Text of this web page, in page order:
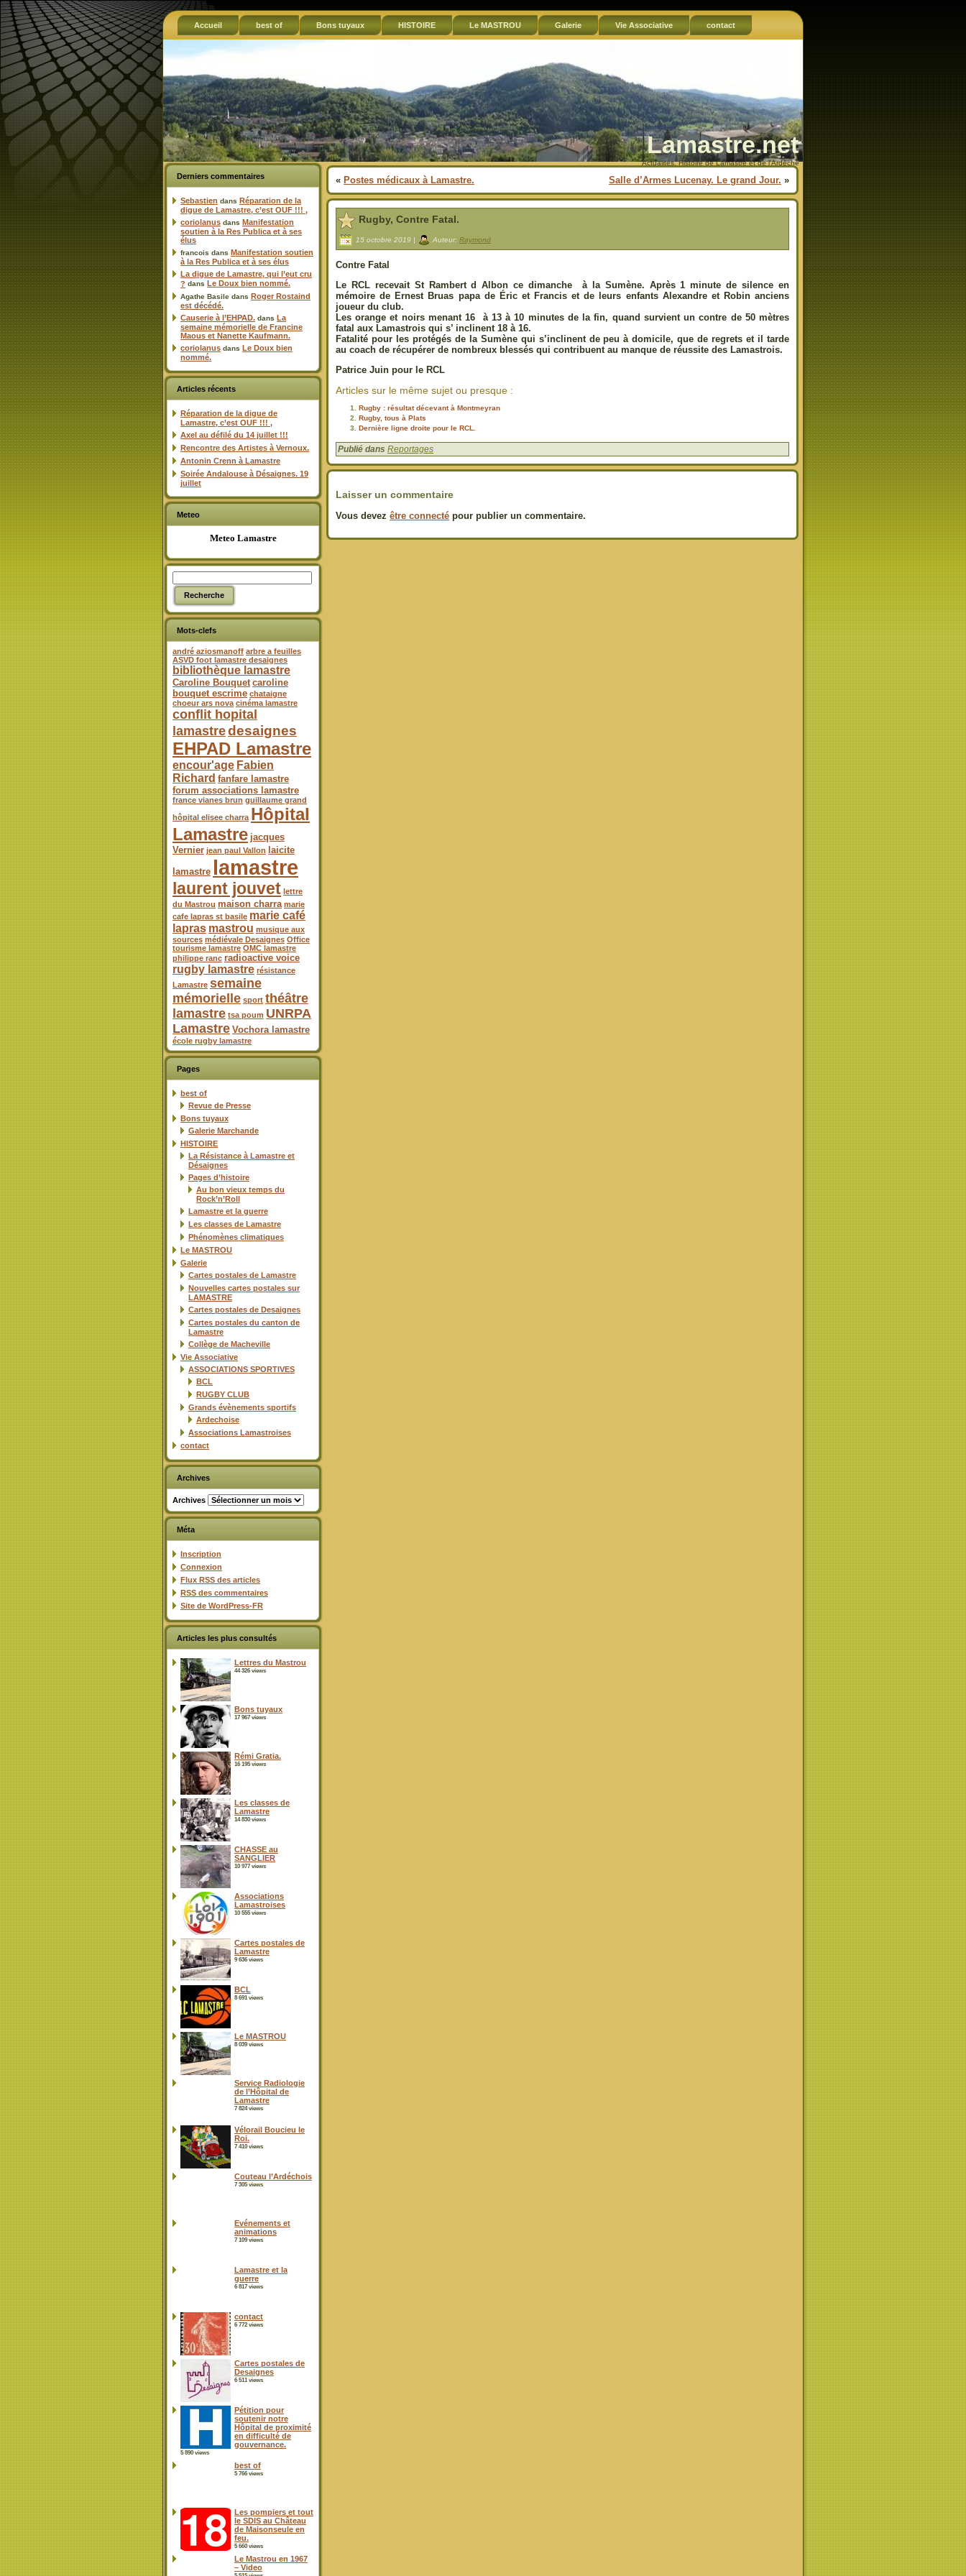
Accueil best of Bons tuyaux HISTOIRE Le MASTROU Galerie Vie Associative contact
Lamastre.net
Actualités, Histoire de Lamastre et de l'Ardèche
Derniers commentaires
Sebastien dans Réparation de la
digue de Lamastre, c’est OUF !!! ,
coriolanus dans Manifestation
soutien à la Res Publica et à ses
élus
francois dans Manifestation soutien
à la Res Publica et à ses élus
La digue de Lamastre, qui l’eut cru
? dans Le Doux bien nommé.
Agathe Basile dans Roger Rostaind
est décédé.
Causerie à l’EHPAD. dans La
semaine mémorielle de Francine
Maous et Nanette Kaufmann.
coriolanus dans Le Doux bien
nommé.
Articles récents
Réparation de la digue de
Lamastre, c’est OUF !!! ,
Axel au défilé du 14 juillet !!!
Rencontre des Artistes à Vernoux.
Antonin Crenn à Lamastre
Soirée Andalouse à Désaignes. 19
juillet
Meteo
Meteo Lamastre
Mots-clefs
andré aziosmanoff arbre a feuilles
ASVD foot lamastre desaignes
bibliothèque lamastre
Caroline Bouquet caroline
bouquet escrime chataigne
choeur ars nova cinéma lamastre
conflit hopital
lamastredesaignes
EHPAD Lamastre
encour'age Fabien
Richard fanfare lamastre
forum associations lamastre
france vianes brun guillaume grand
hôpital elisee charra Hôpital
Lamastre jacques
Vernier jean paul Vallon
laicite
lamastre lamastre
laurent jouvet lettre
du Mastrou maison charra marie
cafe lapras st basile marie café
lapras mastrou musique aux
sources médiévale Desaignes Office
tourisme lamastre OMC lamastre
philippe ranc radioactive voice
rugby lamastre résistance
Lamastre semaine
mémorielle sport théâtre
lamastre tsa poum UNRPA
Lamastre Vochora lamastre
école rugby lamastre
Pages
best of
Revue de Presse
Bons tuyaux
Galerie Marchande
HISTOIRE
La Résistance à Lamastre et
Désaignes
Pages d’histoire
Au bon vieux temps du
Rock’n’Roll
Lamastre et la guerre
Les classes de Lamastre
Phénomènes climatiques
Le MASTROU
Galerie
Cartes postales de Lamastre
Nouvelles cartes postales sur
LAMASTRE
Cartes postales de Desaignes
Cartes postales du canton de
Lamastre
Collège de Macheville
Vie Associative
ASSOCIATIONS SPORTIVES
BCL
RUGBY CLUB
Grands évènements sportifs
Ardechoise
Associations Lamastroises
contact
Archives
Archives
Méta
Inscription
Connexion
Flux RSS des articles
RSS des commentaires
Site de WordPress-FR
Articles les plus consultés
Lettres du Mastrou
44 326 views
Bons tuyaux
17 967 views
Rémi Gratia.
16 195 views
Les classes de
Lamastre
14 830 views
CHASSE au
SANGLIER
10 977 views
Associations
Lamastroises
10 555 views
Cartes postales de
Lamastre
9 636 views
BCL
8 691 views
Le MASTROU
8 039 views
Service Radiologie
de l’Hôpital de
Lamastre
7 824 views
Vélorail Boucieu le
Roi.
7 410 views
Couteau l’Ardéchois
7 305 views
Evénements et
animations
7 109 views
Lamastre et la
guerre
6 817 views
contact
6 772 views
Cartes postales de
Desaignes
6 511 views
Pétition pour
soutenir notre
Hôpital de proximité
en difficulté de
gouvernance.
5 890 views
best of
5 766 views
Les pompiers et tout
le SDIS au Château
de Maisonseule en
feu.
5 660 views
Le Mastrou en 1967
– Video
« Postes médicaux à Lamastre. Salle d’Armes Lucenay. Le grand Jour. »
Rugby, Contre Fatal.
15 octobre 2019 | Auteur: Raymond
Contre Fatal
Le RCL recevait St Rambert d Albon ce dimanche à la Sumène. Après 1 minute de silence en
mémoire de Ernest Bruas papa de Éric et Francis et de leurs enfants Alexandre et Robin anciens
joueur du club.
Les orange et noirs menant 16 à 13 à 10 minutes de la fin, quand survient un contre de 50 mètres
fatal aux Lamastrois qui s’ inclinent 18 à 16.
Fatalité pour les protégés de la Sumène qui s’inclinent de peu à domicile, que de regrets et il tarde
au coach de récupérer de nombreux blessés qui contribuent au manque de réussite des Lamastrois.
Patrice Juin pour le RCL
Articles sur le même sujet ou presque :
Rugby : résultat décevant à Montmeyran
Rugby, tous à Plats
Dernière ligne droite pour le RCL.
Publié dans Reportages
Laisser un commentaire
Vous devez être connecté pour publier un commentaire.